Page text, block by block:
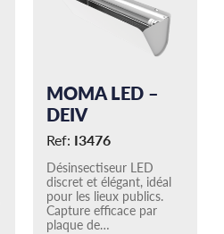
MOMA LED –
DEIV
Ref: I3476
Désinsectiseur LED
discret et élégant, idéal
pour les lieux publics.
Capture efficace par
plaque de…